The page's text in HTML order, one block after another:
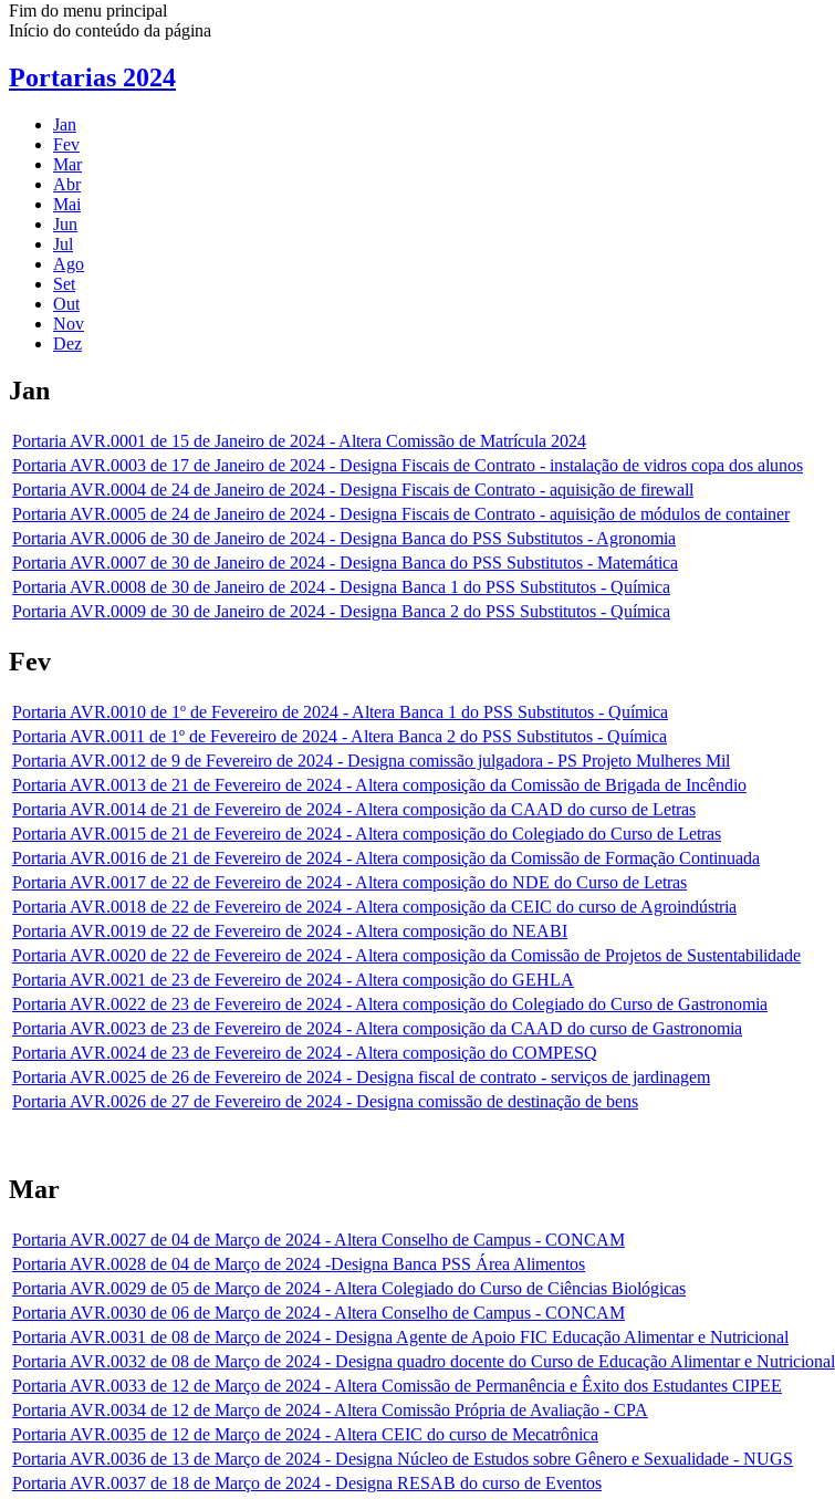
Fim do menu principal
Início do conteúdo da página
Portarias 2024
Jan
Fev
Mar
Abr
Mai
Jun
Jul
Ago
Set
Out
Nov
Dez
Jan
Portaria AVR.0001 de 15 de Janeiro de 2024 - Altera Comissão de Matrícula 2024
Portaria AVR.0003 de 17 de Janeiro de 2024 - Designa Fiscais de Contrato - instalação de vidros copa dos alunos
Portaria AVR.0004 de 24 de Janeiro de 2024 - Designa Fiscais de Contrato - aquisição de firewall
Portaria AVR.0005 de 24 de Janeiro de 2024 - Designa Fiscais de Contrato - aquisição de módulos de container
Portaria AVR.0006 de 30 de Janeiro de 2024 - Designa Banca do PSS Substitutos - Agronomia
Portaria AVR.0007 de 30 de Janeiro de 2024 - Designa Banca do PSS Substitutos - Matemática
Portaria AVR.0008 de 30 de Janeiro de 2024 - Designa Banca 1 do PSS Substitutos - Química
Portaria AVR.0009 de 30 de Janeiro de 2024 - Designa Banca 2 do PSS Substitutos - Química
Fev
Portaria AVR.0010 de 1º de Fevereiro de 2024 - Altera Banca 1 do PSS Substitutos - Química
Portaria AVR.0011 de 1º de Fevereiro de 2024 - Altera Banca 2 do PSS Substitutos - Química
Portaria AVR.0012 de 9 de Fevereiro de 2024 - Designa comissão julgadora - PS Projeto Mulheres Mil
Portaria AVR.0013 de 21 de Fevereiro de 2024 - Altera composição da Comissão de Brigada de Incêndio
Portaria AVR.0014 de 21 de Fevereiro de 2024 - Altera composição da CAAD do curso de Letras
Portaria AVR.0015 de 21 de Fevereiro de 2024 - Altera composição do Colegiado do Curso de Letras
Portaria AVR.0016 de 21 de Fevereiro de 2024 - Altera composição da Comissão de Formação Continuada
Portaria AVR.0017 de 22 de Fevereiro de 2024 - Altera composição do NDE do Curso de Letras
Portaria AVR.0018 de 22 de Fevereiro de 2024 - Altera composição da CEIC do curso de Agroindústria
Portaria AVR.0019 de 22 de Fevereiro de 2024 - Altera composição do NEABI
Portaria AVR.0020 de 22 de Fevereiro de 2024 - Altera composição da Comissão de Projetos de Sustentabilidade
Portaria AVR.0021 de 23 de Fevereiro de 2024 - Altera composição do GEHLA
Portaria AVR.0022 de 23 de Fevereiro de 2024 - Altera composição do Colegiado do Curso de Gastronomia
Portaria AVR.0023 de 23 de Fevereiro de 2024 - Altera composição da CAAD do curso de Gastronomia
Portaria AVR.0024 de 23 de Fevereiro de 2024 - Altera composição do COMPESQ
Portaria AVR.0025 de 26 de Fevereiro de 2024 - Designa fiscal de contrato - serviços de jardinagem
Portaria AVR.0026 de 27 de Fevereiro de 2024 - Designa comissão de destinação de bens
Mar
Portaria AVR.0027 de 04 de Março de 2024 - Altera Conselho de Campus - CONCAM
Portaria AVR.0028 de 04 de Março de 2024 -Designa Banca PSS Área Alimentos
Portaria AVR.0029 de 05 de Março de 2024 - Altera Colegiado do Curso de Ciências Biológicas
Portaria AVR.0030 de 06 de Março de 2024 - Altera Conselho de Campus - CONCAM
Portaria AVR.0031 de 08 de Março de 2024 - Designa Agente de Apoio FIC Educação Alimentar e Nutricional
Portaria AVR.0032 de 08 de Março de 2024 - Designa quadro docente do Curso de Educação Alimentar e Nutricional
Portaria AVR.0033 de 12 de Março de 2024 - Altera Comissão de Permanência e Êxito dos Estudantes CIPEE
Portaria AVR.0034 de 12 de Março de 2024 - Altera Comissão Própria de Avaliação - CPA
Portaria AVR.0035 de 12 de Março de 2024 - Altera CEIC do curso de Mecatrônica
Portaria AVR.0036 de 13 de Março de 2024 - Designa Núcleo de Estudos sobre Gênero e Sexualidade - NUGS
Portaria AVR.0037 de 18 de Março de 2024 - Designa RESAB do curso de Eventos